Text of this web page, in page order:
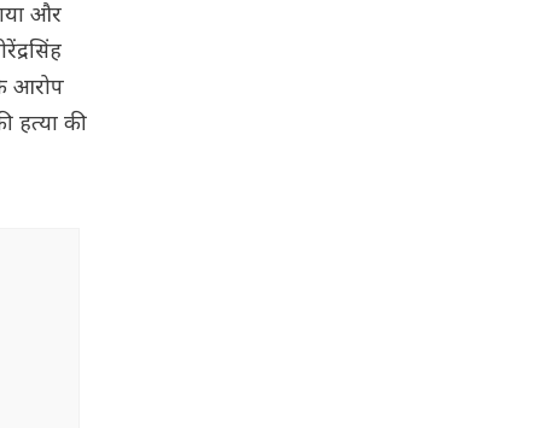
और
आरोप
हत्या की